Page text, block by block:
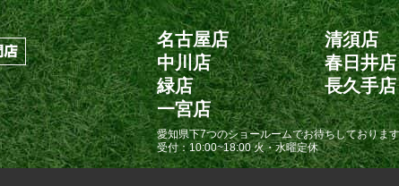
名古屋店
清須店
中川店
春日井店
緑店
長久手店
一宮店
愛知県下7つのショールームでお待ちしておりま
受付：10:00~18:00 火・水曜定休